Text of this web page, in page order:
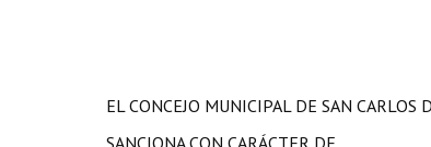
EL CONCEJO MUNICIPAL DE SAN CARLOS
SANCIONA CON CARÁCTER DE